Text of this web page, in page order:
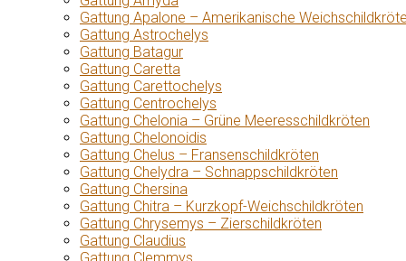
Gattung Apalone – Amerikanische
Gattung Astrochelys
Gattung Batagur
Gattung Caretta
Gattung Carettochelys
Gattung Centrochelys
Gattung Chelonia – Grüne Meeresschildkröten
Gattung Chelonoidis
Gattung Chelus – Fransenschildkröten
Gattung Chelydra – Schnappschildkröten
Gattung Chersina
Gattung Chitra – Kurzkopf-Weichschildkröten
Gattung Chrysemys – Zierschildkröten
Gattung Claudius